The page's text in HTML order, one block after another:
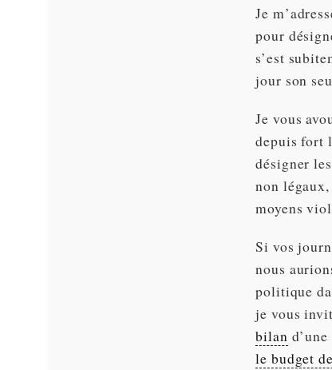
Je
pour
s’est
jour son
Je vous
depuis fort
désigner
non
moyens
Si vos
nous
politique
je vous
bilan
le budget